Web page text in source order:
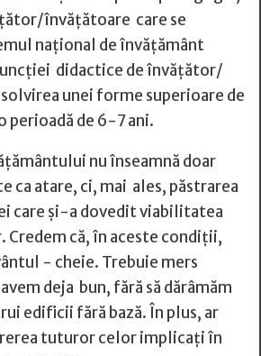
învățătoare care se
național de învățământ
didactice de învățător/
unei forme superioare de
de 6-7 ani.
nu înseamnă doar
ca atare, ci, mai ales, păstrarea
care și-a dovedit viabilitatea
că, în aceste condiții,
- cheie. Trebuie mers
deja bun, fără să dărâmăm
edificii fără bază. În plus, ar
tuturor celor implicați în